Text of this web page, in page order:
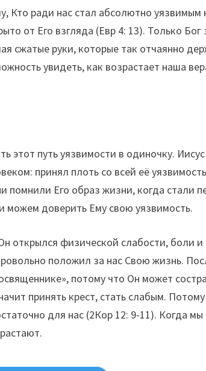
Кто ради нас стал абсолютно уязвимым
от Его взгляда (Евр 4: 13). Только Бог
сжатые руки, которые так отчаянно
увидеть, как возрастает наша
этот путь уязвимости в одиночку.
принял плоть со всей её
Его образ жизни, когда стали
можем доверить Ему свою уязвимость.
открылся физической слабости, боли и
положил за нас Свою жизнь.
потому что Он может
принять крест, стать слабым.
для нас (2Кор 12: 9-11). Когда мы